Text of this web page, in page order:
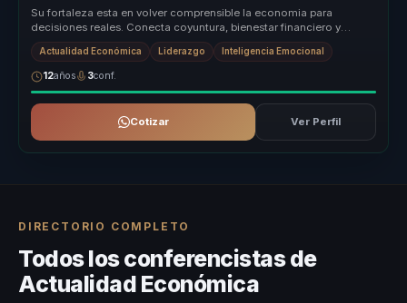
Su fortaleza esta en volver comprensible la economia para
decisiones reales. Conecta coyuntura, bienestar financiero y
habitos cotidianos...
Actualidad Económica Liderazgo Inteligencia Emocional
12años 3conf.
Cotizar Ver Perfil
DIRECTORIO COMPLETO
Todos los conferencistas de
Actualidad Económica